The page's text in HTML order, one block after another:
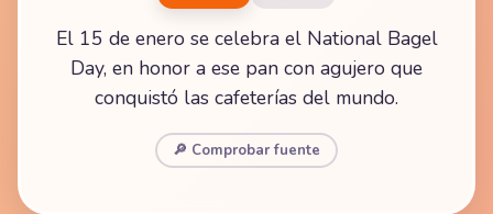
El 15 de enero se celebra el National Bagel
Day, en honor a ese pan con agujero que
conquistó las cafeterías del mundo.
🔎 Comprobar fuente